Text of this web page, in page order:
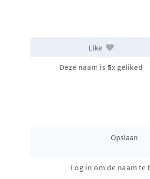
Like
Deze naam is 5x geliked
Opslaan
Log in om de naam te